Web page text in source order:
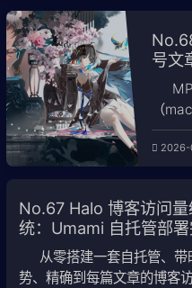
号文
指南
（
管理
量拉
目录
部保
一、
包自
No.67 Halo 博客访问量
统：Umami 自托管部署
从零搭建一套自托管、带
势、精确到每篇文章的博客